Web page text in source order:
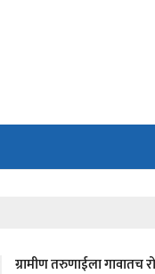
​ग्रामीण तरुणाईला गावातच